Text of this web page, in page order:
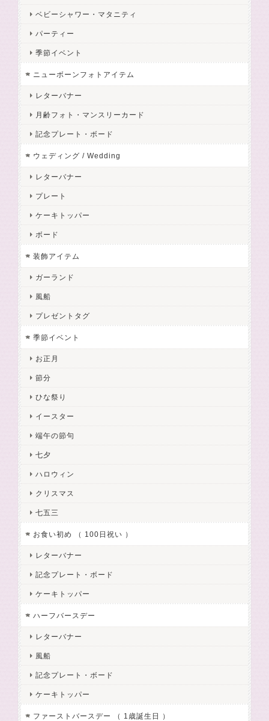
ベビーシャワー・マタニティ
パーティー
季節イベント
ニューボーンフォトアイテム
レターバナー
月齢フォト・マンスリーカード
記念プレート・ボード
ウェディング / Wedding
レターバナー
プレート
ケーキトッパー
ボード
装飾アイテム
ガーランド
風船
プレゼントタグ
季節イベント
お正月
節分
ひな祭り
イースター
端午の節句
七夕
ハロウィン
クリスマス
七五三
お食い初め （ 100日祝い ）
レターバナー
記念プレート・ボード
ケーキトッパー
ハーフバースデー
レターバナー
風船
記念プレート・ボード
ケーキトッパー
ファーストバースデー （ 1歳誕生日 ）